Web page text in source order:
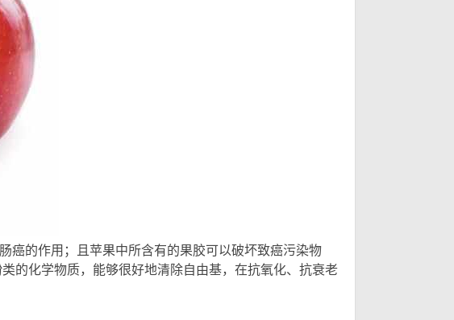
的作用；且苹果中所含有的果胶可以破坏致癌污染物
化学物质，能够很好地清除自由基，在抗氧化、抗衰老